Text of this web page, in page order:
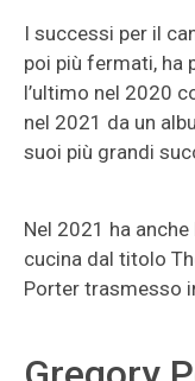
I successi per il
poi più fermati, ha
l’ultimo nel 2020
nel 2021 da un
suoi più grandi
Nel 2021 ha
cucina dal titolo
Porter trasmesso